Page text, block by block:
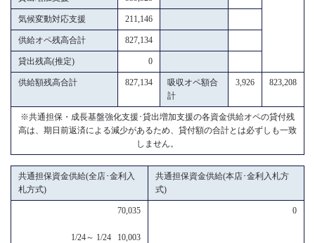
気候変動対応支援 211,146
供給オペ残高合計 827,134
貸出残高(推定) 0
供給額残高合計 827,134
吸収オペ額合
計
3,926 823,208
※共通担保・成長基盤強化支援･貸出増加支援の各資金供給オペの貸付残
高は、期日前返済による減少があるため、貸付額の合計とは必ずしも一致
しません。
共通担保資金供給(全店･金利入
札方式)
共通担保資金供給(本店･金利入札方
式)
70,035
1/24～ 1/24 10,003
0